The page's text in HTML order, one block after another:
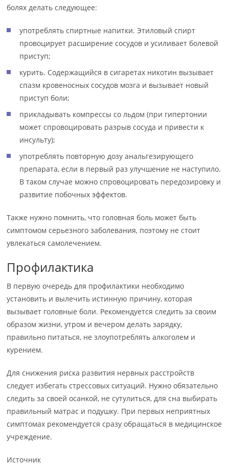
болях делать следующее:
употреблять спиртные напитки. Этиловый спирт
провоцирует расширение сосудов и усиливает болевой
приступ;
курить. Содержащийся в сигаретах никотин вызывает
спазм кровеносных сосудов мозга и вызывает новый
приступ боли;
прикладывать компрессы со льдом (при гипертонии
может спровоцировать разрыв сосуда и привести к
инсульту);
употреблять повторную дозу анальгезирующего
препарата, если в первый раз улучшение не наступило.
В таком случае можно спровоцировать передозировку и
развитие побочных эффектов.
Также нужно помнить, что головная боль может быть
симптомом серьезного заболевания, поэтому не стоит
увлекаться самолечением.
Профилактика
В первую очередь для профилактики необходимо
установить и вылечить истинную причину, которая
вызывает головные боли. Рекомендуется следить за своим
образом жизни, утром и вечером делать зарядку,
правильно питаться, не злоупотреблять алкоголем и
курением.
Для снижения риска развития нервных расстройств
следует избегать стрессовых ситуаций. Нужно обязательно
следить за своей осанкой, не сутулиться, для сна выбирать
правильный матрас и подушку. При первых неприятных
симптомах рекомендуется сразу обращаться в медицинское
учреждение.
Источник